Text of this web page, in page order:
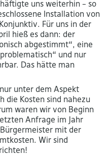
uns weiterhin – so
Installation von
Für uns in der
hieß es dann: der
abgestimmt“, eine
und nur
Das hätte man
unter dem Aspekt
die Kosten sind nahezu
waren wir von Beginn
Anfrage im Jahr
mit der
Wir sind